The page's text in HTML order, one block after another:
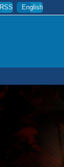
English
RSS